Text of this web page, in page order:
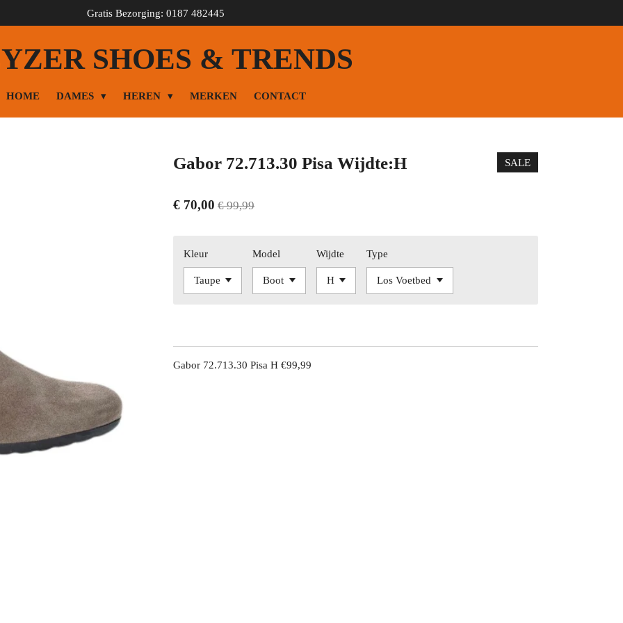
Gratis Bezorging: 0187 482445
SHOES & TRENDS
HOME DAMES HEREN MERKEN CONTACT
Gabor 72.713.30 Pisa Wijdte:H SALE
€ 70,00 € 99,99
Kleur Model Wijdte Type
Gabor 72.713.30 Pisa H €99,99